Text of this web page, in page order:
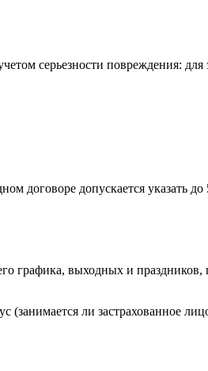
серьезности повреждения:
договоре допускается указать
графика, выходных и
(занимается ли застрахованное